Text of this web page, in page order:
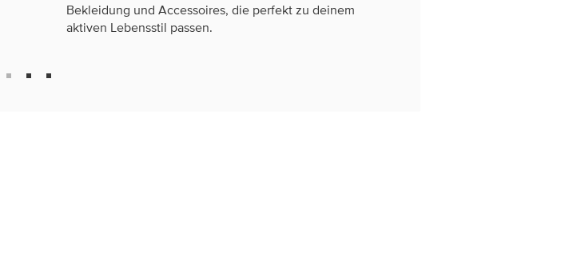
Bekleidung und Accessoires, die perfekt zu deinem
aktiven Lebensstil passen.